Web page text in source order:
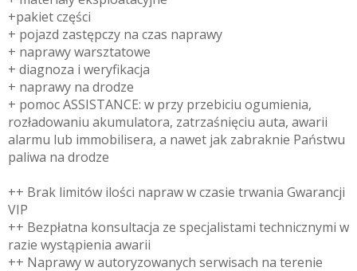
+pakiet części
+ pojazd zastępczy na czas naprawy
+ naprawy warsztatowe
+ diagnoza i weryfikacja
+ naprawy na drodze
+ pomoc ASSISTANCE: w przy przebiciu ogumienia,
rozładowaniu akumulatora, zatrzaśnięciu auta, awarii
alarmu lub immobilisera, a nawet jak zabraknie Państwu
paliwa na drodze
++ Brak limitów ilości napraw w czasie trwania Gwarancji
VIP
++ Bezpłatna konsultacja ze specjalistami technicznymi w
razie wystąpienia awarii
++ Naprawy w autoryzowanych serwisach na terenie